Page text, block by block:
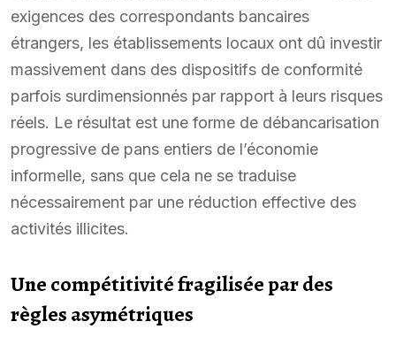
exigences des correspondants bancaires
étrangers, les établissements locaux ont dû investir
massivement dans des dispositifs de conformité
parfois surdimensionnés par rapport à leurs risques
réels. Le résultat est une forme de débancarisation
progressive de pans entiers de l’économie
informelle, sans que cela ne se traduise
nécessairement par une réduction effective des
activités illicites.
Une compétitivité fragilisée par des
règles asymétriques